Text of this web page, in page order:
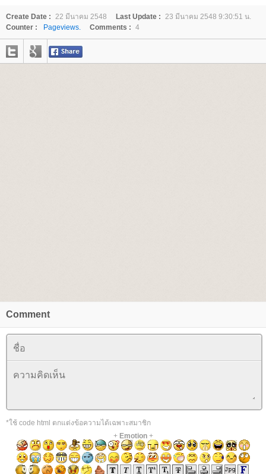
Create Date : 22 มีนาคม 2548 Last Update : 23 มีนาคม 2548 9:30:51 น.
Counter :
Pageviews. Comments : 4
Comment
*ใช้ code html ตกแต่งข้อความได้เฉพาะสมาชิก
+ Emotion+